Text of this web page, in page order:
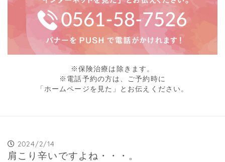
※保険治療は除きます。
※電話予約の方は、ご予約時に
「ホームページを見た」とお伝えください。
2024/2/14
肩こり辛いですよね・・・。